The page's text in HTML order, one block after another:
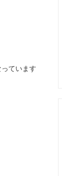
ています